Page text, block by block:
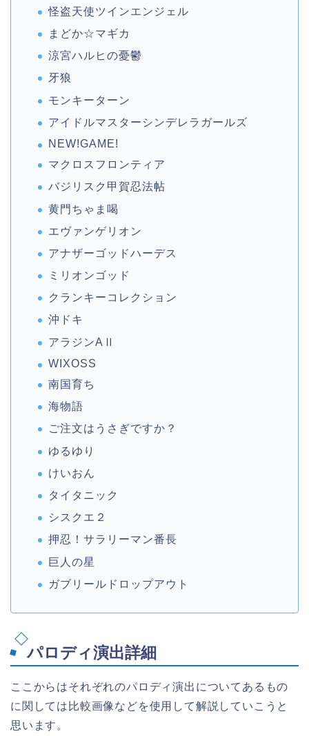
怪盗天使ツインエンジェル
まどか☆マギカ
涼宮ハルヒの憂鬱
牙狼
モンキーターン
アイドルマスターシンデレラガールズ
NEW!GAME!
マクロスフロンティア
バジリスク甲賀忍法帖
黄門ちゃま喝
エヴァンゲリオン
アナザーゴッドハーデス
ミリオンゴッド
クランキーコレクション
沖ドキ
アラジンAⅡ
WIXOSS
南国育ち
海物語
ご注文はうさぎですか？
ゆるゆり
けいおん
タイタニック
シスクエ２
押忍！サラリーマン番長
巨人の星
ガブリールドロップアウト
パロディ演出詳細
ここからはそれぞれのパロディ演出についてあるもの
に関しては比較画像などを使用して解説していこうと
思います。